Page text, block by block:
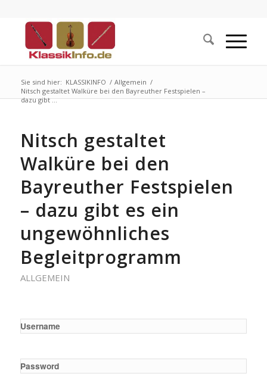
Sie sind hier: KLASSIKINFO / Allgemein /
Nitsch gestaltet Walküre bei den Bayreuther Festspielen –
dazu gibt ...
Nitsch gestaltet
Walküre bei den
Bayreuther Festspielen
– dazu gibt es ein
ungewöhnliches
Begleitprogramm
ALLGEMEIN
Username
Password